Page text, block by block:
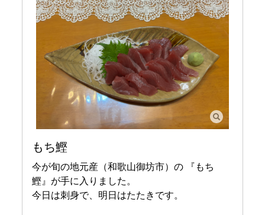
もち鰹
今が旬の地元産（和歌山御坊市）の 『もち
鰹』が手に入りました。
今日は刺身で、明日はたたきです。